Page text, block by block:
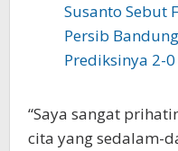
Susanto Sebut
Persib
Prediksinya 2-
“Saya sangat
cita yang sedalam-